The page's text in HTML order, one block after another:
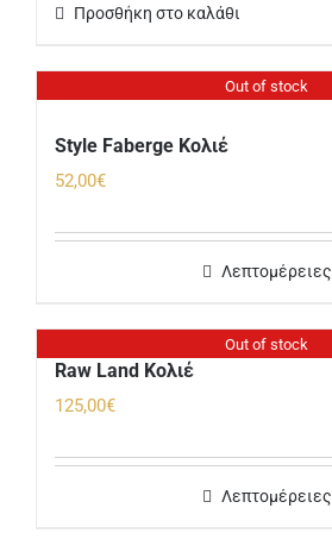
42,00€.είναι:
Προσθήκη στο καλάθι
Out of stock
Style Faberge Κολιέ
52,00€
Λεπτομέρειες
Out of stock
Raw Land Κολιέ
125,00€
Λεπτομέρειες